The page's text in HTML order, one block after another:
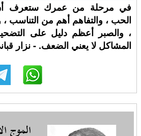
في مرحلة من عمرك ستعرف أن
الحب ، والتفاهم أهم من التناسب ،
، والصبر أعظم دليل على
المشاكل لا يعني الضعف. - نزار